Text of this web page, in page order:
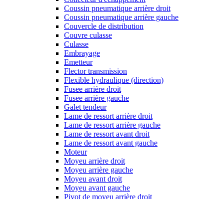
Coussin pneumatique arrière droit
Coussin pneumatique arrière gauche
Couvercle de distribution
Couvre culasse
Culasse
Embrayage
Emetteur
Flector transmission
Flexible hydraulique (direction)
Fusee arrière droit
Fusee arrière gauche
Galet tendeur
Lame de ressort arrière droit
Lame de ressort arrière gauche
Lame de ressort avant droit
Lame de ressort avant gauche
Moteur
Moyeu arrière droit
Moyeu arrière gauche
Moyeu avant droit
Moyeu avant gauche
Pivot de moyeu arrière droit